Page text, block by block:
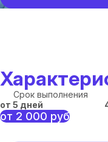
Срок выполнения
от 5 дней
от 2 000 руб